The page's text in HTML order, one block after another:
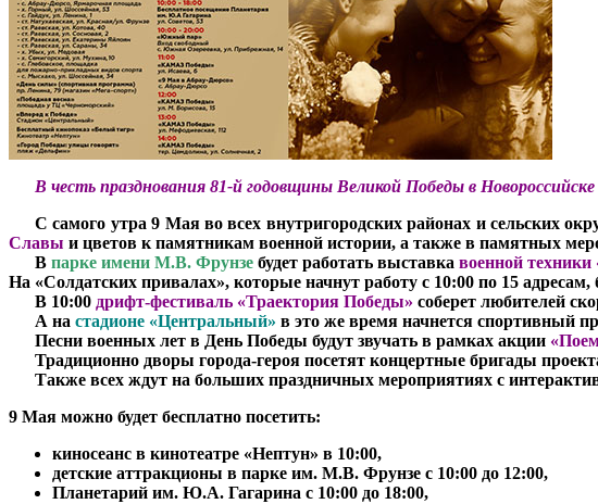
В честь празднования 81-й годовщины Великой Победы в
С самого утра 9 Мая во всех внутригородских районах и сельских
Славы и цветов к памятникам военной истории, а также в памятных
В парке имени М.В. Фрунзе будет работать выставка военной
На «Солдатских привалах», которые начнут работу с 10:00 по 15
В 10:00 дрифт-фестиваль «Траектория Победы» соберет любителей
А на стадионе «Центральный» в это же время начнется спортивный
Песни военных лет в День Победы будут звучать в рамках акции
Традиционно дворы города-героя посетят концертные бригады
Также всех ждут на больших праздничных мероприятиях с
9 Мая можно будет бесплатно посетить:
киносеанс в кинотеатре «Нептун» в 10:00,
детские аттракционы в парке им. М.В. Фрунзе с 10:00 до 12:00,
Планетарий им. Ю.А. Гагарина с 10:00 до 18:00,